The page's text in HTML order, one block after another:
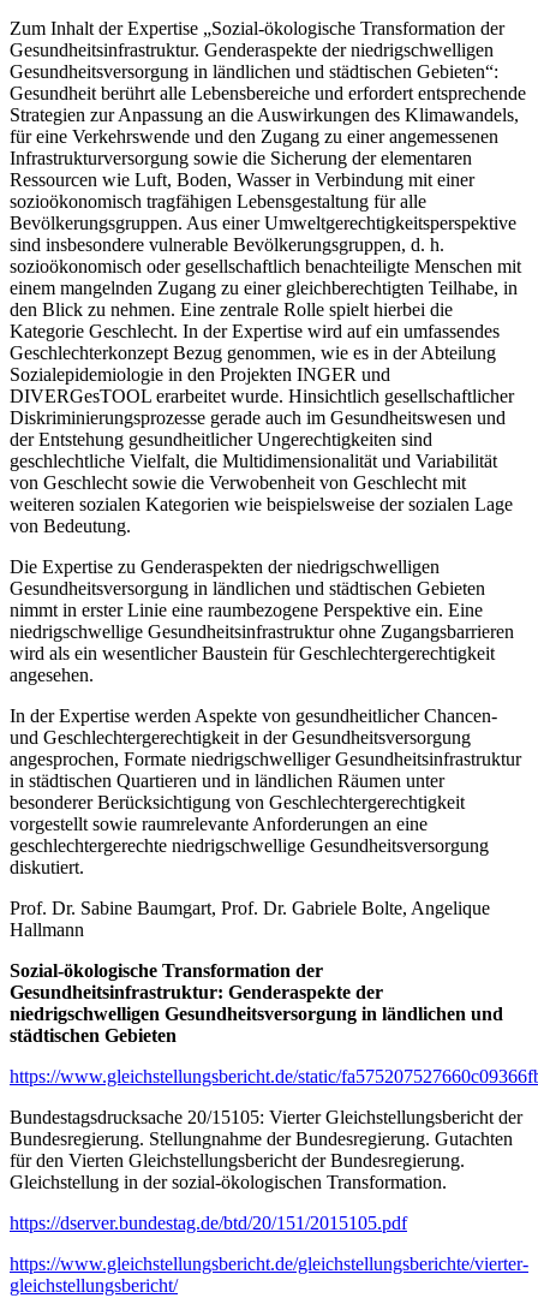
Zum Inhalt der Expertise „Sozial-ökologische Transformation der
Gesundheitsinfrastruktur. Genderaspekte der niedrigschwelligen
Gesundheitsversorgung in ländlichen und städtischen Gebieten“:
Gesundheit berührt alle Lebensbereiche und erfordert entsprechende
Strategien zur Anpassung an die Auswirkungen des Klimawandels,
für eine Verkehrswende und den Zugang zu einer angemessenen
Infrastrukturversorgung sowie die Sicherung der elementaren
Ressourcen wie Luft, Boden, Wasser in Verbindung mit einer
sozioökonomisch tragfähigen Lebensgestaltung für alle
Bevölkerungsgruppen. Aus einer Umweltgerechtigkeitsperspektive
sind insbesondere vulnerable Bevölkerungsgruppen, d. h.
sozioökonomisch oder gesellschaftlich benachteiligte Menschen mit
einem mangelnden Zugang zu einer gleichberechtigten Teilhabe, in
den Blick zu nehmen. Eine zentrale Rolle spielt hierbei die
Kategorie Geschlecht. In der Expertise wird auf ein umfassendes
Geschlechterkonzept Bezug genommen, wie es in der Abteilung
Sozialepidemiologie in den Projekten INGER und
DIVERGesTOOL erarbeitet wurde. Hinsichtlich gesellschaftlicher
Diskriminierungsprozesse gerade auch im Gesundheitswesen und
der Entstehung gesundheitlicher Ungerechtigkeiten sind
geschlechtliche Vielfalt, die Multidimensionalität und Variabilität
von Geschlecht sowie die Verwobenheit von Geschlecht mit
weiteren sozialen Kategorien wie beispielsweise der sozialen Lage
von Bedeutung.
Die Expertise zu Genderaspekten der niedrigschwelligen
Gesundheitsversorgung in ländlichen und städtischen Gebieten
nimmt in erster Linie eine raumbezogene Perspektive ein. Eine
niedrigschwellige Gesundheitsinfrastruktur ohne Zugangsbarrieren
wird als ein wesentlicher Baustein für Geschlechtergerechtigkeit
angesehen.
In der Expertise werden Aspekte von gesundheitlicher Chancen-
und Geschlechtergerechtigkeit in der Gesundheitsversorgung
angesprochen, Formate niedrigschwelliger Gesundheitsinfrastruktur
in städtischen Quartieren und in ländlichen Räumen unter
besonderer Berücksichtigung von Geschlechtergerechtigkeit
vorgestellt sowie raumrelevante Anforderungen an eine
geschlechtergerechte niedrigschwellige Gesundheitsversorgung
diskutiert.
Prof. Dr. Sabine Baumgart, Prof. Dr. Gabriele Bolte, Angelique
Hallmann
Sozial-ökologische Transformation der
Gesundheitsinfrastruktur: Genderaspekte der
niedrigschwelligen Gesundheitsversorgung in ländlichen und
städtischen Gebieten
https://www.gleichstellungsbericht.de/static/
Bundestagsdrucksache 20/15105: Vierter Gleichstellungsbericht der
Bundesregierung. Stellungnahme der Bundesregierung. Gutachten
für den Vierten Gleichstellungsbericht der Bundesregierung.
Gleichstellung in der sozial-ökologischen Transformation.
https://dserver.bundestag.de/btd/20/151/2015105.pdf
https://www.gleichstellungsbericht.de/gleichstellungsberichte/vierter-
gleichstellungsbericht/